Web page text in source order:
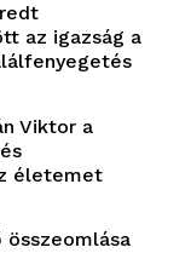
az igazság a
Viktor a
életemet
összeomlása